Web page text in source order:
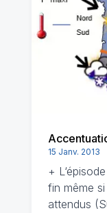
15 Janv. 2013
+
fin même
attendus